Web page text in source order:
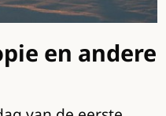
en andere